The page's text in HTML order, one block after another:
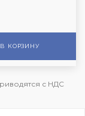
В КОРЗИНУ
с НДС